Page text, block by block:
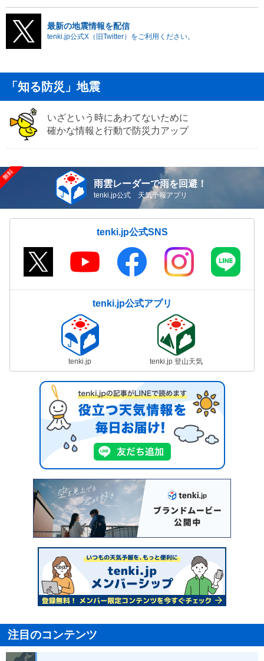
最新の地震情報を配信
tenki.jp公式X（旧Twitter）をご利用ください。
「知る防災」地震
いざという時にあわてないために
確かな情報と行動で防災力アップ
雨雲レーダーで雨を回避！
tenki.jp公式 天気予報アプリ
tenki.jp公式SNS
tenki.jp公式アプリ
tenki.jp tenki.jp 登山天気
注目のコンテンツ